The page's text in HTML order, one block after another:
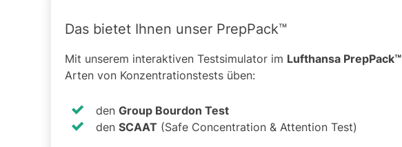
Das bietet Ihnen unser PrepPack™
Mit unserem interaktiven Testsimulator im Lufthansa PrepPack™
Arten von Konzentrationstests üben:
den Group Bourdon Test
den SCAAT (Safe Concentration & Attention Test)